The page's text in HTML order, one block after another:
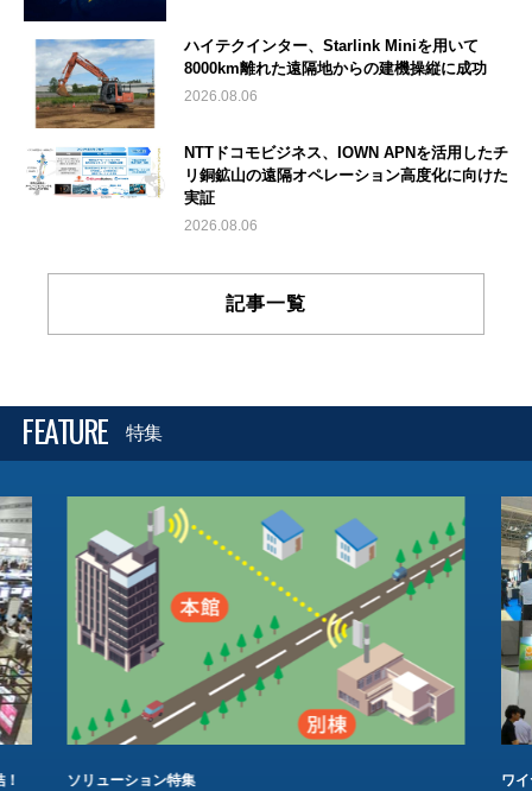
ハイテクインター、Starlink Miniを用いて
8000km離れた遠隔地からの建機操縦に成功
2026.08.06
NTTドコモビジネス、IOWN APNを活用したチ
リ銅鉱山の遠隔オペレーション高度化に向けた
実証
2026.08.06
記事一覧
FEATURE 特集
ソリューション特集 ワ